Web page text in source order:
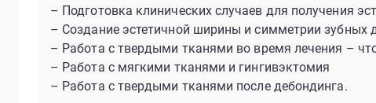
– Подготовка клинических случаев для получения
– Создание эстетичной ширины и симметрии зубных
– Работа с твердыми тканями во время лечения –
– Работа с мягкими тканями и гингивэктомия
– Работа с твердыми тканями после дебондинга.